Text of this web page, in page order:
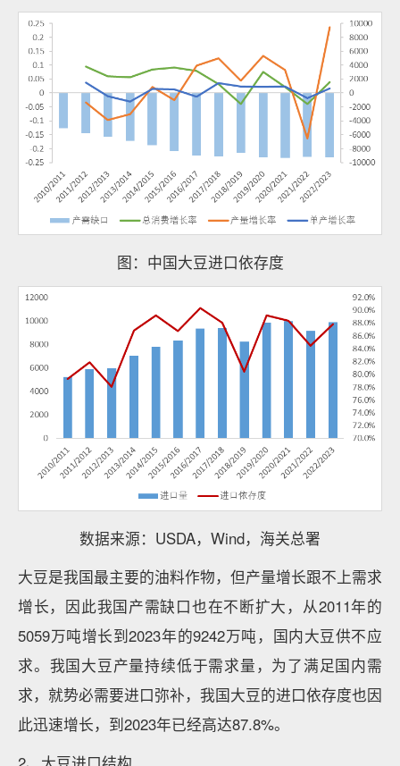
图：中国大豆进口依存度
数据来源：USDA，Wind，海关总署
大豆是我国最主要的油料作物，但产量增长跟不上需求
增长，因此我国产需缺口也在不断扩大，从2011年的
5059万吨增长到2023年的9242万吨，国内大豆供不应
求。我国大豆产量持续低于需求量，为了满足国内需
求，就势必需要进口弥补，我国大豆的进口依存度也因
此迅速增长，到2023年已经高达87.8%。